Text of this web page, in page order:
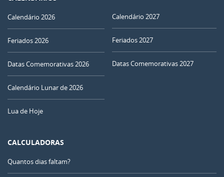
Calendário 2026
Feriados 2026
Datas Comemorativas 2026
Calendário Lunar de 2026
Lua de Hoje
Calendário 2027
Feriados 2027
Datas Comemorativas 2027
CALCULADORAS
Quantos dias faltam?